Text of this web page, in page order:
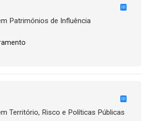
III
Patrimónios de Influência
III
Território, Risco e Políticas Públicas